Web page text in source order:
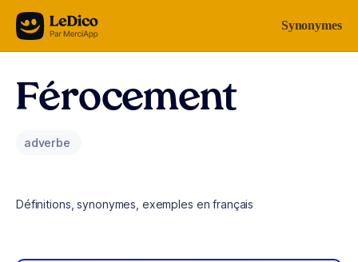
Aller au contenu Synonymes
Férocement
adverbe
Définitions, synonymes, exemples en français